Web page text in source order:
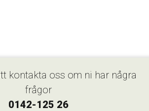
kontakta oss om ni har några
frågor
0142-125 26